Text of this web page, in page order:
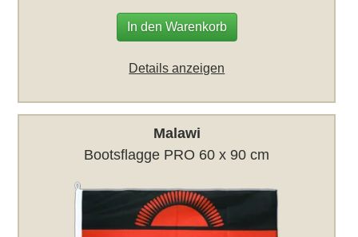
In den Warenkorb
Details anzeigen
Malawi
Bootsflagge PRO 60 x 90 cm